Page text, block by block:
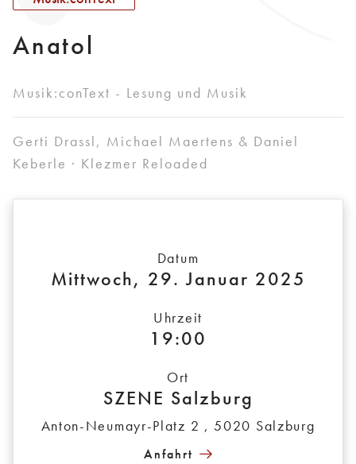
Anatol
Musik:conText - Lesung und Musik
Gerti Drassl, Michael Maertens & Daniel
Keberle · Klezmer Reloaded
Datum
Mittwoch, 29. Januar 2025
Uhrzeit
19:00
Ort
SZENE Salzburg
Anton-Neumayr-Platz 2 , 5020 Salzburg
Anfahrt